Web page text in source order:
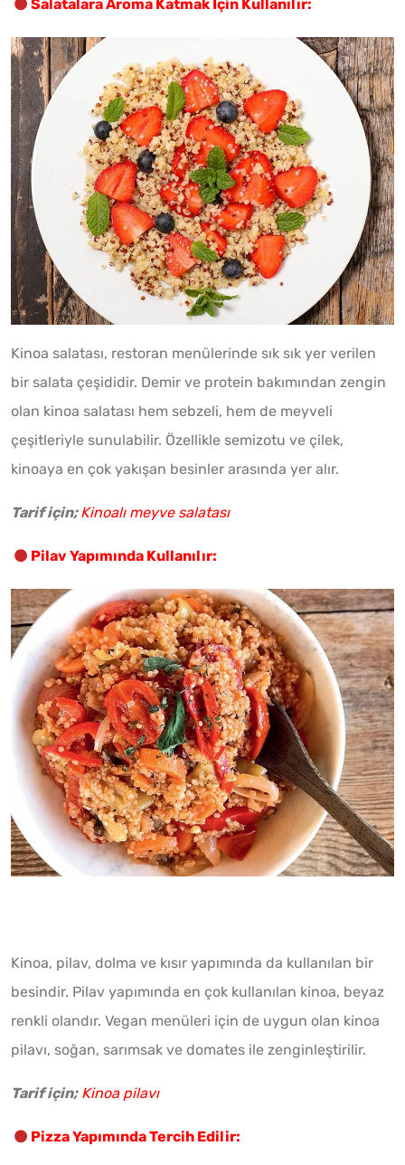
Salatalara Aroma Katmak İçin Kullanılır:
Kinoa salatası, restoran menülerinde sık sık yer verilen
bir salata çeşididir. Demir ve protein bakımından zengin
olan kinoa salatası hem sebzeli, hem de meyveli
çeşitleriyle sunulabilir. Özellikle semizotu ve çilek,
kinoaya en çok yakışan besinler arasında yer alır.
Tarif için;Kinoalı meyve salatası
Pilav Yapımında Kullanılır:
Kinoa, pilav, dolma ve kısır yapımında da kullanılan bir
besindir. Pilav yapımında en çok kullanılan kinoa, beyaz
renkli olandır. Vegan menüleri için de uygun olan kinoa
pilavı, soğan, sarımsak ve domates ile zenginleştirilir.
Tarif için; Kinoa pilavı
Pizza Yapımında Tercih Edilir: